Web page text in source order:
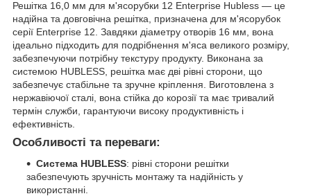
Решітка 16,0 мм для м'ясорубки 12 Enterprise Hubless — це
надійна та довговічна решітка, призначена для м'ясорубок
серії Enterprise 12. Завдяки діаметру отворів 16 мм, вона
ідеально підходить для подрібнення м'яса великого розміру,
забезпечуючи потрібну текстуру продукту. Виконана за
системою HUBLESS, решітка має дві рівні сторони, що
забезпечує стабільне та зручне кріплення. Виготовлена з
нержавіючої сталі, вона стійка до корозії та має тривалий
термін служби, гарантуючи високу продуктивність і
ефективність.
Особливості та переваги:
Система HUBLESS: рівні сторони решітки
забезпечують зручність монтажу та надійність у
використанні.